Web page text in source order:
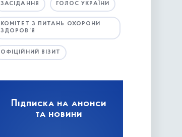
ЗАСІДАННЯ ГОЛОС УКРАЇНИ
КОМІТЕТ З ПИТАНЬ ОХОРОНИ
ЗДОРОВ’Я
ОФІЦІЙНИЙ ВІЗИТ
Підписка на анонси
та новини